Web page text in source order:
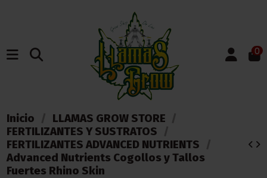
0
Inicio
LLAMAS GROW STORE
FERTILIZANTES Y SUSTRATOS
FERTILIZANTES ADVANCED NUTRIENTS
Advanced Nutrients Cogollos y Tallos
Fuertes Rhino Skin